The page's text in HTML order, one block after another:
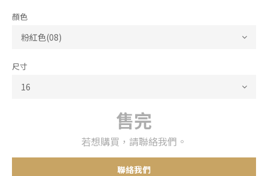
顏色
尺寸
售完
若想購買，請聯絡我們。
聯絡我們